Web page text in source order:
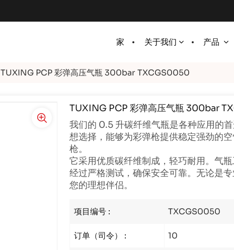
家 关于我们 产品
TUXING PCP 彩弹高压气瓶 300bar TXCGS0050
TUXING PCP 彩弹高压气瓶 300bar
我们的 0.5 升碳纤维气瓶是各种应用的
想选择，能够为彩弹枪提供稳定强劲的
枪。
它采用优质碳纤维制成，轻巧耐用。气
经过严格测试，确保安全可靠。无论是
您的理想伴侣。
项目编号 : TXCGS0050
订单（司令） : 10